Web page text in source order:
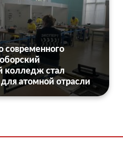
современного
колледж стал
атомной отрасли